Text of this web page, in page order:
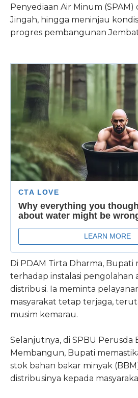
Penyediaan Air Minum (SPAM)
Jingah, hingga meninjau
progres pembangunan
Di PDAM Tirta Dharma, Bupati
terhadap instalasi pengolahan
distribusi. Ia meminta
masyarakat tetap terjaga,
musim kemarau.
Selanjutnya, di SPBU Perusda
Membangun, Bupati
stok bahan bakar minyak
distribusinya kepada